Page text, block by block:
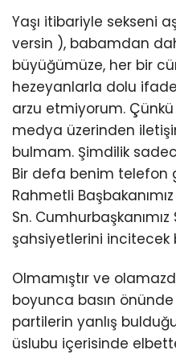
Yaşı itibariyle sekseni
versin ), babamdan
büyüğümüze, her bir
hezeyanlarla dolu
arzu etmiyorum.
medya üzerinden
bulmam. Şimdilik
Bir defa benim telefon
Rahmetli
Sn. Cumhurbaşkanımız
şahsiyetlerini incitecek
Olmamıştır ve
boyunca basın önünde
partilerin yanlış
üslubu içerisinde